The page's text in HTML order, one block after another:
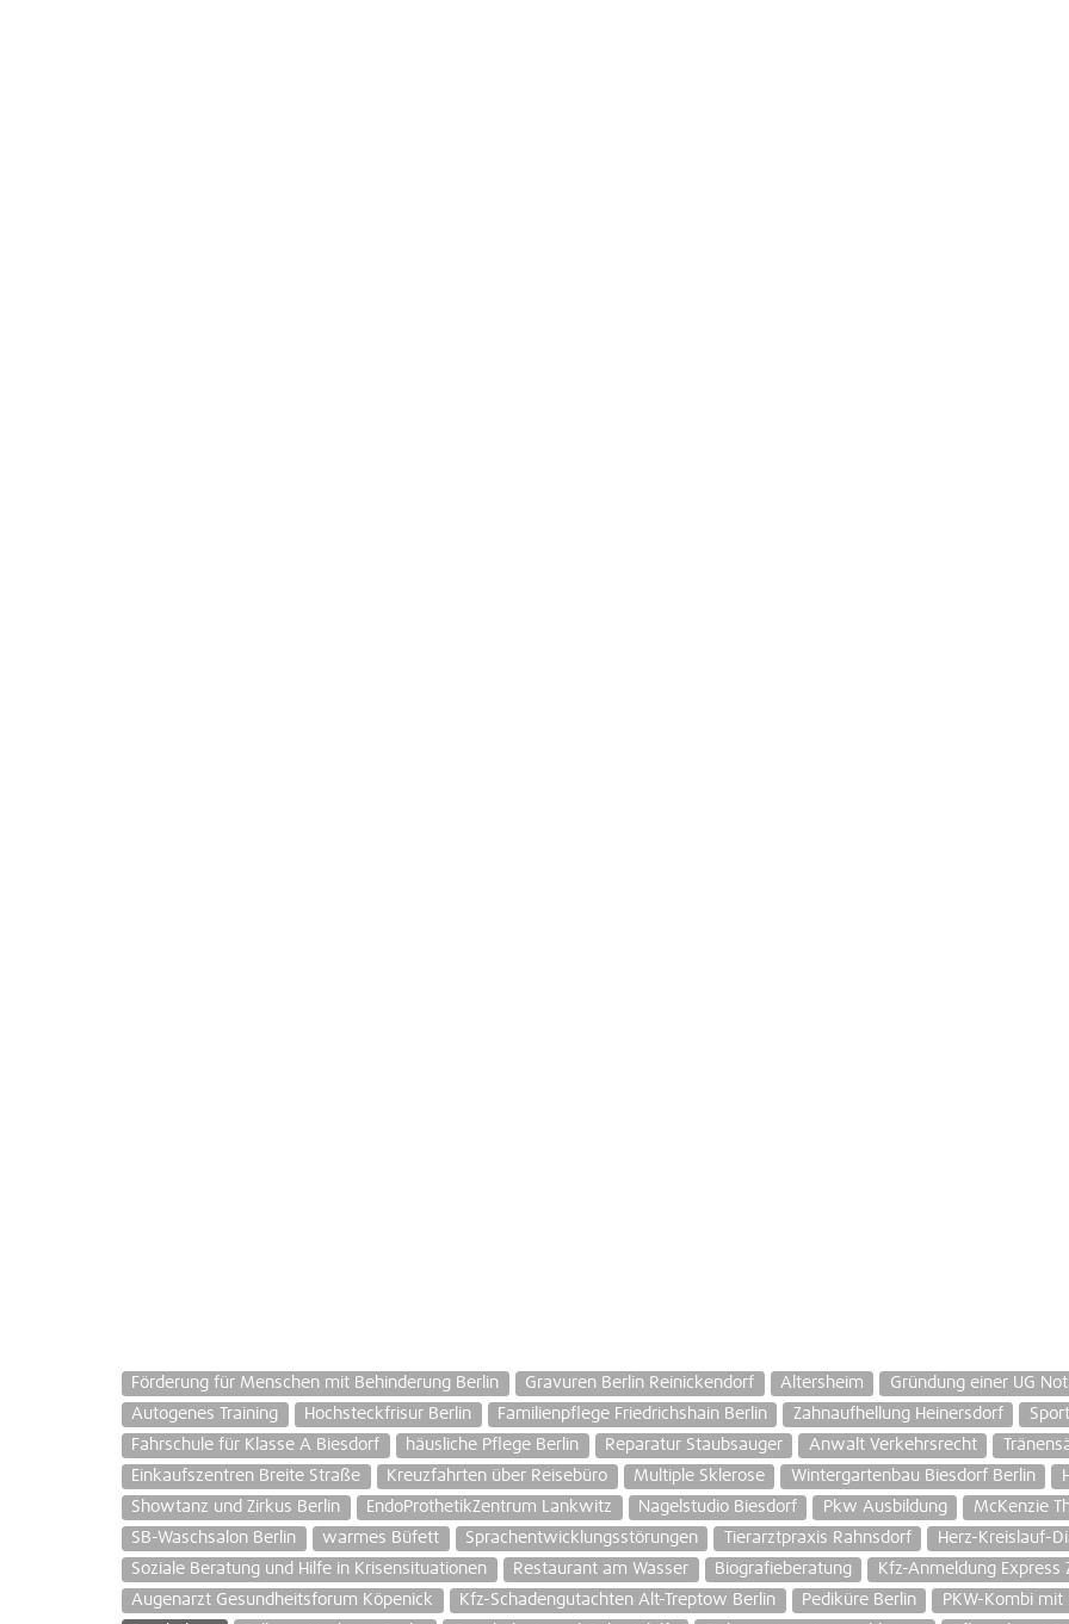
Förderung für Menschen mit Behinderung Berlin Gravuren Berlin Reinickendorf Altersheim Gründung einer UG
Autogenes Training
Hochsteckfrisur Berlin Familienpflege Friedrichshain Berlin Zahnaufhellung Heinersdorf
Fahrschule für Klasse A Biesdorf
häusliche Pflege Berlin Reparatur Staubsauger Anwalt Verkehrsrecht
Einkaufszentren Breite Straße
Kreuzfahrten über Reisebüro Multiple Sklerose Wintergartenbau Biesdorf Berlin
Showtanz und Zirkus Berlin
EndoProthetikZentrum Lankwitz Nagelstudio Biesdorf Pkw Ausbildung McKenzie
SB-Waschsalon Berlin
warmes Büfett Sprachentwicklungsstörungen Tierarztpraxis Rahnsdorf Herz-Kreislauf-
Soziale Beratung und Hilfe in Krisensituationen
Restaurant am Wasser Biografieberatung
Kfz-Anmeldung Express
Augenarzt Gesundheitsforum Köpenick
Kfz-Schadengutachten Alt-Treptow Berlin Pediküre Berlin PKW-Kombi mit